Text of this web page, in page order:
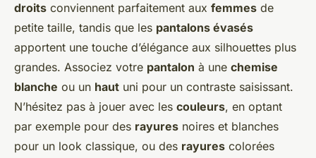
droits conviennent parfaitement aux femmes de
petite taille, tandis que les pantalons évasés
apportent une touche d’élégance aux silhouettes plus
grandes. Associez votre pantalon à une chemise
blanche ou un haut uni pour un contraste saisissant.
N’hésitez pas à jouer avec les couleurs, en optant
par exemple pour des rayures noires et blanches
pour un look classique, ou des rayures colorées